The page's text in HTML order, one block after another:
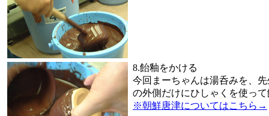
8.飴釉をかける
今回まーちゃんは湯呑みを、
の外側だけにひしゃくを使っ
※朝鮮唐津についてはこちら→